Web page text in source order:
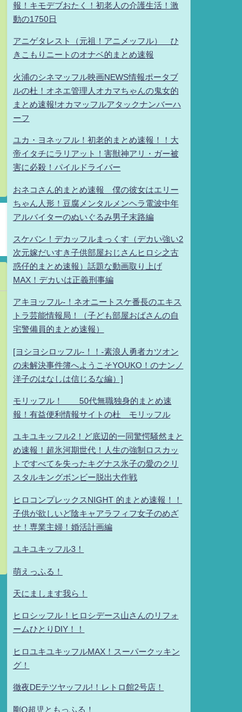
報！キモデブおたく！初老人の介護生活！激
動の1750日
アニゲタレスト（元祖！アニメッフル） ひ
きこもりニートのオナベ的まとめ速報
火浦のシネマッフル映画NEWS情報ポータブ
ルの杜！オネエ管理人オカマちゃんの鬼女的
まとめ速報!オカマッフルアタックナンバーハ
ーフ
ユカ・ヨネッフル！初老的まとめ速報！！大
帝イタチにラリアット！害獣神アリ・ガー被
害に必殺！パイルドライバー
おネコさん的まとめ速報 僕の彼女はエリー
ちゃん人形！豆腐メンタルメンヘラ電波中年
アルバイターのぬいぐるみ男子末路編
スケバン！デカッフルまっくす（デカい強い2
次元嫁だいすき子供部屋おじさんヒロシ之古
惑仔的まとめ速報）話題な動画取り上げ
MAX！デカいは正義刑事編
アキヨッフル-！ネオニートスケ番長のエキス
トラ芸能情報局！（子ども部屋おばさんの自
宅警備員的まとめ速報）
[ヨシヨシロッフル-！！-素浪人勇者カツオン
の未解決事件簿へようこそYOUKO！のナンノ
洋子のはなしは信じるな編）]
モリッフル！ 50代無職独身的まとめ速
報！有益便利情報サイトの杜 モリッフル
ユキユキッフル2！ど底辺的一同驚愕騒然まと
め速報！超氷河期世代！人生の強制ロスカッ
トですべてを失ったキグナス氷子の愛のクリ
スタルキングボンビー脱出大作戦
ヒロコンプレックスNIGHT 的まとめ速報！！
子供が欲しいど陰キャアラフィフ女子のめざ
せ！専業主婦！婚活計画編
ユキユキッフル3！
萌えっふる！
天にまします我ら！
ヒロシッフル！ヒロシデース山さんのリフォ
ームひとりDIY！！
ヒロユキユキッフルMAX！スーパークッキン
グ！
徹夜DEテツヤッフル!！レトロ館2号店！
剛Q超児ともっふる！